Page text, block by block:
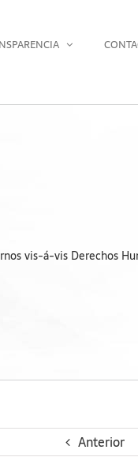
vis-á-vis Derechos
Anterior